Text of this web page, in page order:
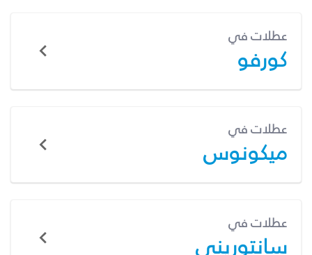
عطلات في
كورفو
عطلات في
ميكونوس
عطلات في
سانتوريني